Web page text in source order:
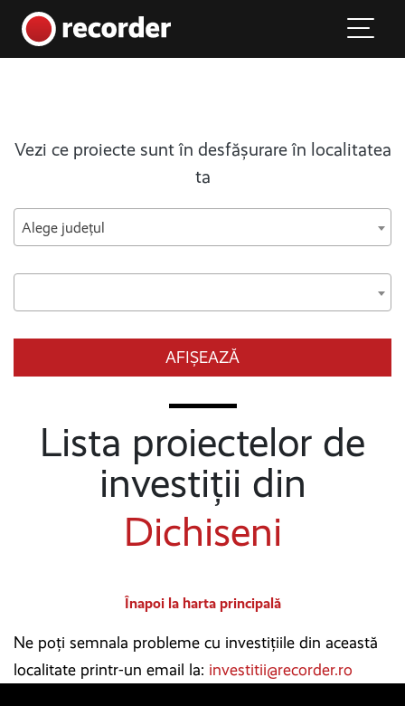
Main Navigation
Vezi ce proiecte sunt în desfășurare în localitatea
ta
Alege județul
AFIȘEAZĂ
Lista proiectelor de
investiții din
Dichiseni
Înapoi la harta principală
Ne poți semnala probleme cu investițiile din această
localitate printr-un email la: investitii@recorder.ro